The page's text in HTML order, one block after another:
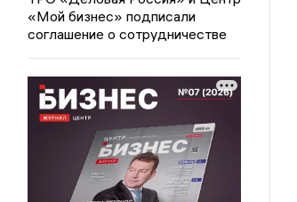
«Мой бизнес» подписали
соглашение о сотрудничестве